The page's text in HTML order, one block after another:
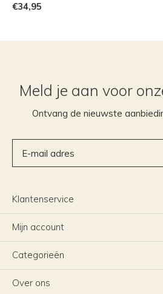
€34,95
Meld je aan voor
Ontvang de nieuwste
Klantenservice
Mijn account
Categorieën
Over ons